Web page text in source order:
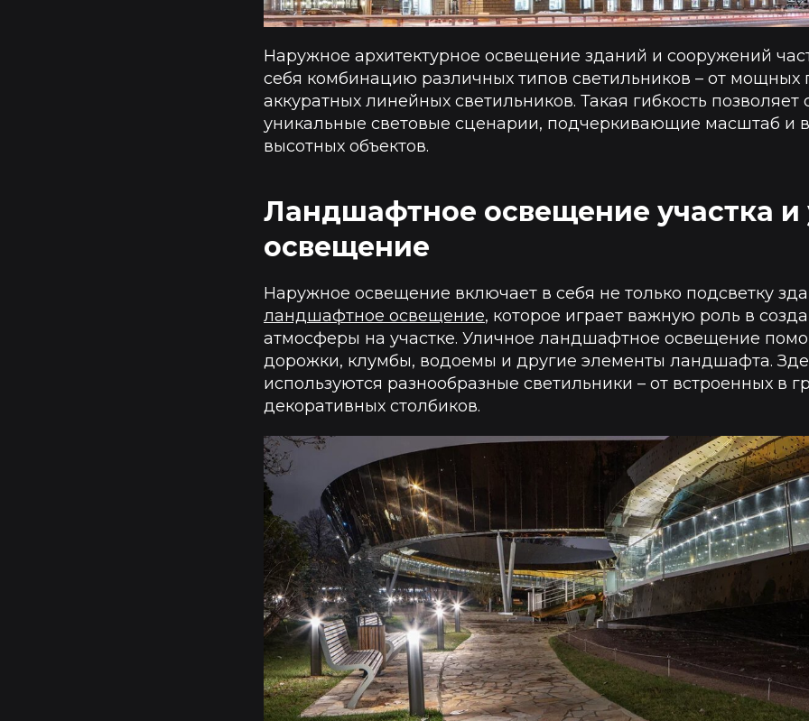
Наружное архитектурное освещение зданий и сооружений
себя комбинацию различных типов светильников – от мощных
аккуратных линейных светильников. Такая гибкость позволяет
уникальные световые сценарии, подчеркивающие масштаб и
высотных объектов.
Ландшафтное освещение участка и
освещение
Наружное освещение включает в себя не только подсветку
ландшафтное освещение, которое играет важную роль в
атмосферы на участке. Уличное ландшафтное освещение
дорожки, клумбы, водоемы и другие элементы ландшафта.
используются разнообразные светильники – от встроенных в
декоративных столбиков.